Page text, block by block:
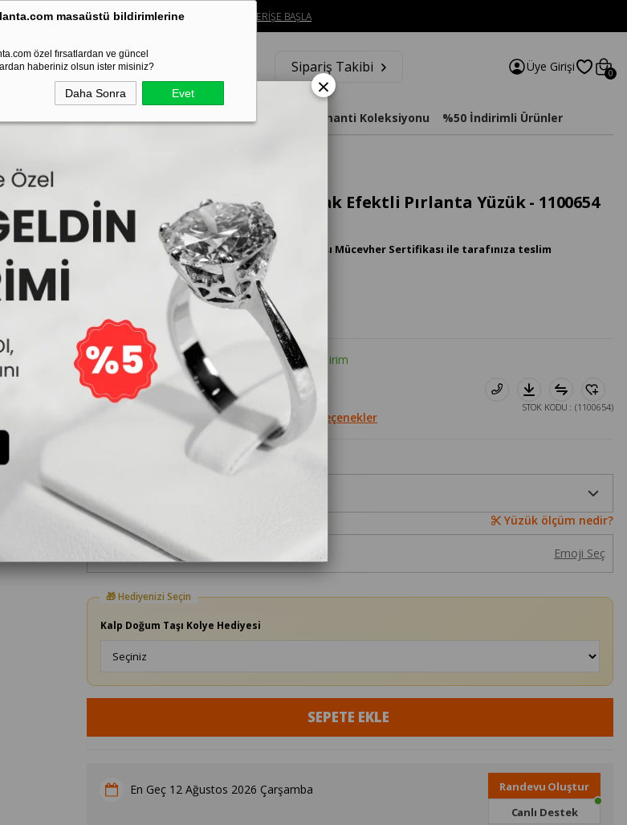
masaüstü bildirimlerine
özel fırsatlardan ve güncel
haberiniz olsun ister misiniz?
Daha Sonra Evet
Varan İndirim!Sınırlı süreli bu fırsatı kaçırma. ALIŞVERİŞE BAŞLA
Sipariş Takibi Üye Girişi 0
Aynı Gün Teslimat Diamanti Koleksiyonu %50 İndirimli Ürünler
0,30 Karat Görünümlü Yuvarlak Efektli Pırlanta Yüzük - 1100654
0,30 Karat Görünümlü Yuvarlak Efektli Pırlanta Yüzük - 1100654
İncelemekte olduğunuz model,IDL Uluslararası Mücevher Sertifikası ile tarafınıza teslim
19.440₺
10.692₺
45 Sepette %20 İndirim
8.554₺
`den başlayan taksitlerle Diğer Seçenekler
(1100654)
STOK KODU
Yüzük ölçüm nedir?
Emoji Seç
Kalp Doğum Taşı Kolye Hediyesi
En Geç 12 Ağustos 2026 Çarşamba
Randevu Oluştur
Canlı Destek
×